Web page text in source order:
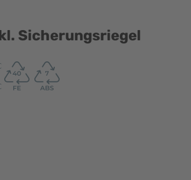
Sicherungsriegel